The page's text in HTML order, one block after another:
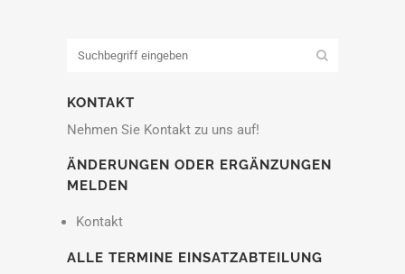
KONTAKT
Nehmen Sie Kontakt zu uns auf!
ÄNDERUNGEN ODER ERGÄNZUNGEN
MELDEN
Kontakt
ALLE TERMINE EINSATZABTEILUNG